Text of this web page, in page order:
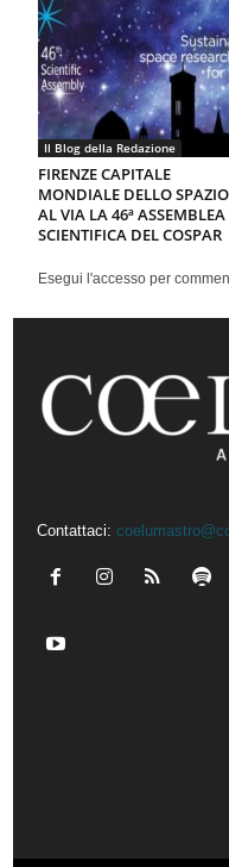
Il Blog della Redazione
FIRENZE CAPITALE
MONDIALE DELLO
AL VIA LA 46ª ASSEMBLEA
SCIENTIFICA DEL COSPAR
Esegui l'accesso per
Contattaci: